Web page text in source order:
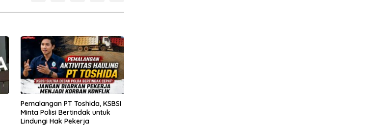
Pemalangan PT Toshida, KSBSI
Minta Polisi Bertindak untuk
Lindungi Hak Pekerja